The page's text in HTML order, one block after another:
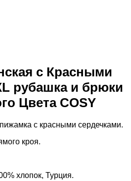
с Красными
рубашка и брюки
Цвета COSY
с красными сердечками.
кроя.
хлопок, Турция.